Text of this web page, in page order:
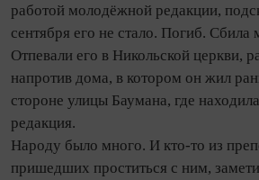
работой молодёжной редакции,
сентября его не стало. Погиб. Сбила
Отпевали его в Никольской церкви,
напротив дома, в котором он жил
стороне улицы Баумана, где
редакция.
Народу было много. И кто-то из
пришедших проститься с ним,